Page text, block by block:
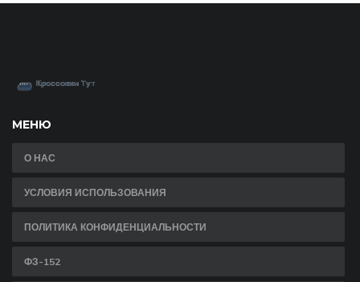
МЕНЮ
О НАС
УСЛОВИЯ ИСПОЛЬЗОВАНИЯ
ПОЛИТИКА КОНФИДЕНЦИАЛЬНОСТИ
ФЗ-152